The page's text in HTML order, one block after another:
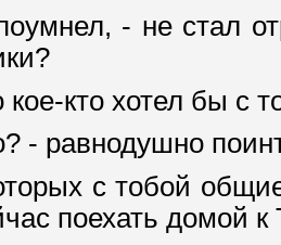
- не стал
кто хотел бы с
равнодушно
с тобой общие
поехать домой к